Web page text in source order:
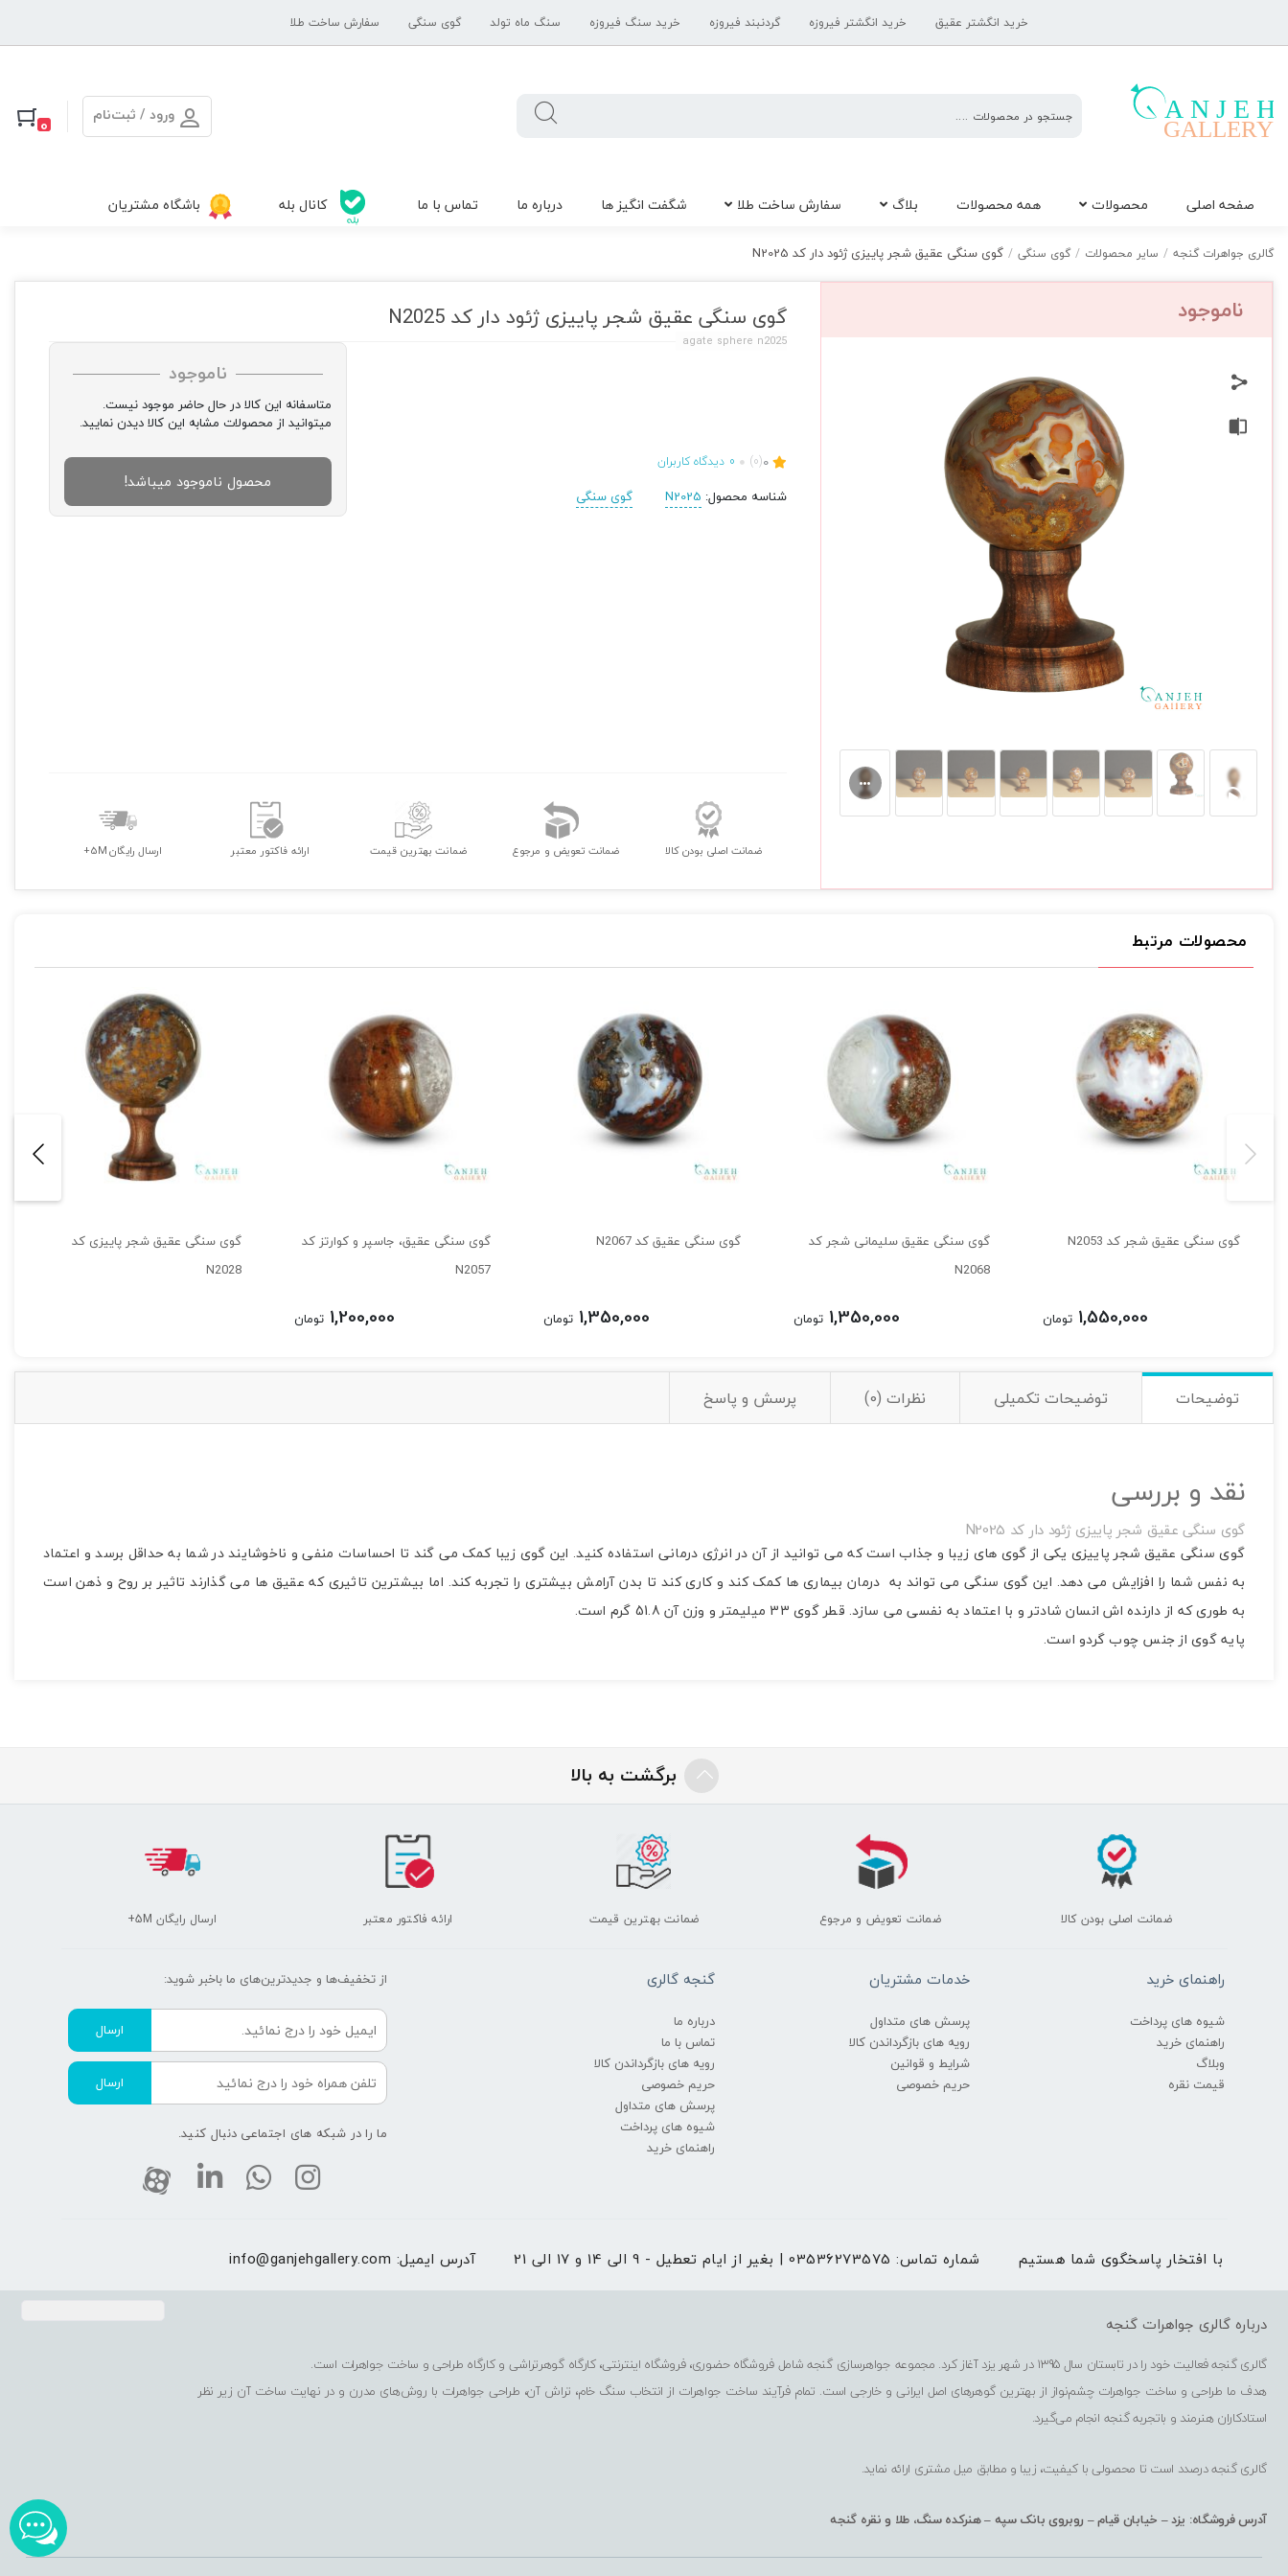
خرید انگشتر عقیق خرید انگشتر فیروزه گردنبند فیروزه خرید سنگ فیروزه سنگ ماه تولد گوی سنگی سفارش ساخت طلا
جواهرات
ورود / ثبت‌نام 0
صفحه اصلی محصولات همه محصولات بلاگ سفارش ساخت طلا شگفت انگیز ها درباره ما تماس با ما کانال بله باشگاه مشتریان
گالری جواهرات گنجه / سایر محصولات / گوی سنگی / گوی سنگی عقیق شجر پاییزی ژئود دار کد N2025
ناموجود گوی سنگی عقیق شجر پاییزی ژئود دار کد N2025
agate sphere n2025
ناموجود
متاسفانه این کالا در حال حاضر موجود نیست.
میتوانید از محصولات مشابه این کالا دیدن نمایید.
محصول ناموجود میباشد!
0
(0)
0 دیدگاه کاربران
شناسه محصول: N2025 گوی سنگی
ضمانت اصلی بودن کالا ضمانت تعویض و مرجوع ضمانت بهترین قیمت ارائه فاکتور معتبر ارسال رایگان 5M+
محصولات مرتبط
گوی سنگی عقیق شجر کد N2053
1,550,000 تومان
گوی سنگی عقیق سلیمانی شجر کد
N2068
1,350,000 تومان
گوی سنگی عقیق کد N2067
1,350,000 تومان
گوی سنگی عقیق، جاسپر و کوارتز کد
N2057
1,200,000 تومان
گوی سنگی عقیق شجر پاییزی کد
N2028
توضیحات توضیحات تکمیلی نظرات (0) پرسش و پاسخ
نقد و بررسی
گوی سنگی عقیق شجر پاییزی ژئود دار کد N2025
گوی سنگی عقیق شجر پاییزی یکی از گوی های زیبا و جذاب است که می توانید از آن در انرژی درمانی استفاده کنید. این گوی زیبا کمک می گند تا احساسات منفی و ناخوشایند در شما به حداقل برسد و اعتماد
به نفس شما را افزایش می دهد. این گوی سنگی می تواند به درمان بیماری ها کمک کند و کاری کند تا بدن آرامش بیشتری را تجربه کند. اما بیشترین تاثیری که عقیق ها می گذارند تاثیر بر روح و ذهن است
به طوری که از دارنده اش انسان شادتر و با اعتماد به نفسی می سازد. قطر گوی 33 میلیمتر و وزن آن 51.8 گرم است.
پایه گوی از جنس چوب گردو است.
برگشت به بالا
ضمانت اصلی بودن کالا ضمانت تعویض و مرجوع ضمانت بهترین قیمت ارائه فاکتور معتبر ارسال رایگان 5M+
راهنمای خرید
شیوه های پرداخت
راهنمای خرید
وبلاگ
قیمت نقره
خدمات مشتریان
پرسش های متداول
رویه های بازگرداندن کالا
شرایط و قوانین
حریم خصوصی
گنجه گالری
درباره ما
تماس با ما
رویه های بازگرداندن کالا
حریم خصوصی
پرسش های متداول
شیوه های پرداخت
راهنمای خرید
از تخفیف‌ها و جدیدترین‌های ما‌ باخبر شوید:
ارسال
ارسال
ما را در شبکه های اجتماعی دنبال کنید.
با افتخار پاسخگوی شما هستیم شماره تماس: 03536273575 | بغیر از ایام تعطیل - 9 الی 14 و 17 الی 21 آدرس ایمیل: info@ganjehgallery.com
درباره گالری جواهرات گنجه
گالری گنجه فعالیت خود را در تابستان سال 1395 در شهر یزد آغاز کرد. مجموعه جواهرسازی گنجه شامل فروشگاه حضوری، فروشگاه اینترنتی، کارگاه گوهرتراشی و کارگاه طراحی و ساخت جواهرات است.
هدف ما طراحی و ساخت جواهرات چشم‌نواز از بهترین گوهرهای اصل ایرانی و خارجی است. تمام فرآیند ساخت جواهرات از انتخاب سنگ خام، تراش آن، طراحی جواهرات با روش‌های مدرن و در نهایت ساخت آن زیر نظر
استادکاران هنرمند و باتجربه گنجه انجام می‌گیرد.
گالری گنجه درصدد است تا محصولی با کیفیت، زیبا و مطابق میل مشتری ارائه نماید.
آدرس فروشگاه: یزد – خیابان قیام – روبروی بانک سپه – هنرکده سنگ، طلا و نقره گنجه